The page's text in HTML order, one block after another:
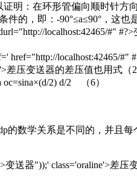
明：在环形管偏向顺时针方
，即：-90°≤a≤90°，这也
localhost:42465/#"
localhost:42465/#"
差压变送器的差压值也用式
2) d/2 （6）
数学关系是不同的，并且
送器"));' class='oraline'>差